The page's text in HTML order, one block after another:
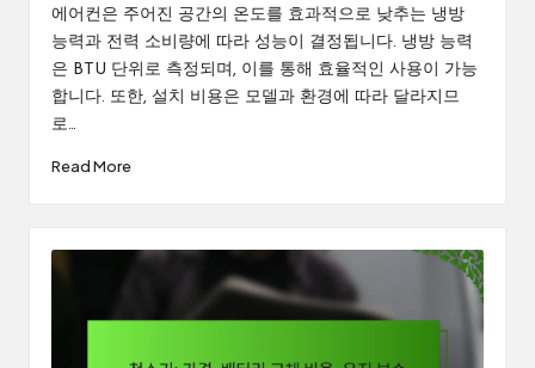
by
에어컨은 주어진 공간의 온도를 효과적으로 낮추는 냉방
능력과 전력 소비량에 따라 성능이 결정됩니다. 냉방 능력
은 BTU 단위로 측정되며, 이를 통해 효율적인 사용이 가능
합니다. 또한, 설치 비용은 모델과 환경에 따라 달라지므
로…
Read More